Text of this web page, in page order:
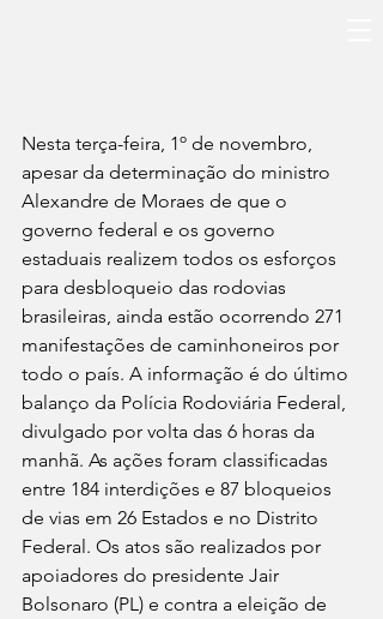
Nesta terça-feira, 1º de novembro,
apesar da determinação do ministro
Alexandre de Moraes de que o
governo federal e os governo
estaduais realizem todos os esforços
para desbloqueio das rodovias
brasileiras, ainda estão ocorrendo 271
manifestações de caminhoneiros por
todo o país. A informação é do último
balanço da Polícia Rodoviária Federal,
divulgado por volta das 6 horas da
manhã. As ações foram classificadas
entre 184 interdições e 87 bloqueios
de vias em 26 Estados e no Distrito
Federal. Os atos são realizados por
apoiadores do presidente Jair
Bolsonaro (PL) e contra a eleição de